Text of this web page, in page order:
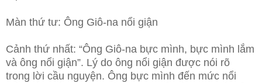
Màn thứ tư: Ông Giô-na nổi giận
Cảnh thứ nhất: “Ông Giô-na bực mình, bực mình lắm
và ông nổi giận”. Lý do ông nổi giận được nói rõ
trong lời cầu nguyện. Ông bực mình đến mức nổi